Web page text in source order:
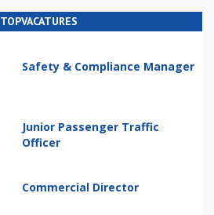
TOPVACATURES
Safety & Compliance Manager
Junior Passenger Traffic
Officer
Commercial Director